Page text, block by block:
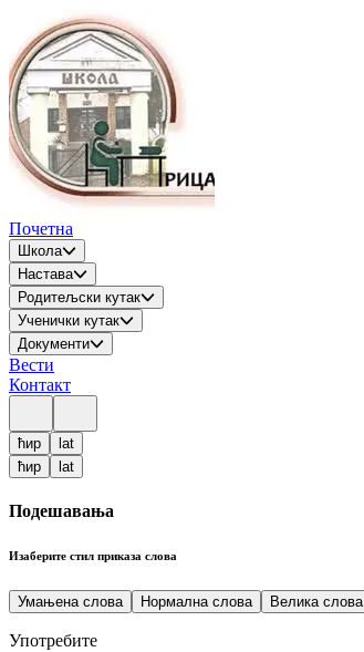
Почетна
Школа
Настава
Родитељски кутак
Ученички кутак
Документи
Вести
Контакт
ћир
lat
ћир
lat
Подешавања
Изаберите стил приказа слова
Умањена слова Нормална слова Велика слова
Употребите